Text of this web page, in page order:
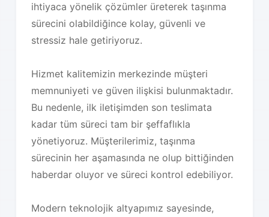
ihtiyaca yönelik çözümler üreterek taşınma
sürecini olabildiğince kolay, güvenli ve
stressiz hale getiriyoruz.
Hizmet kalitemizin merkezinde müşteri
memnuniyeti ve güven ilişkisi bulunmaktadır.
Bu nedenle, ilk iletişimden son teslimata
kadar tüm süreci tam bir şeffaflıkla
yönetiyoruz. Müşterilerimiz, taşınma
sürecinin her aşamasında ne olup bittiğinden
haberdar oluyor ve süreci kontrol edebiliyor.
Modern teknolojik altyapımız sayesinde,